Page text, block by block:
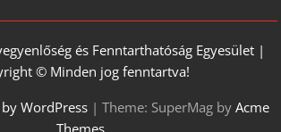
és Fenntarthatóság Egyesület |
© Minden jog fenntartva!
WordPress | Theme: SuperMag by Acme